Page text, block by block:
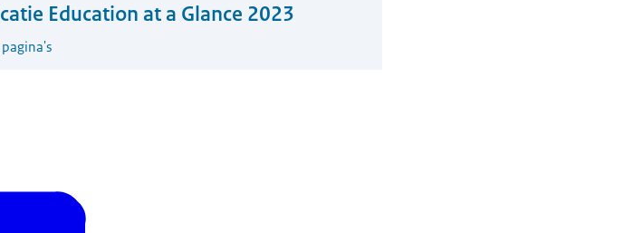
Education at a Glance 2023
pagina's